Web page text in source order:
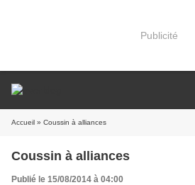
Publicité
Accueil » Coussin à alliances
Coussin à alliances
Publié le 15/08/2014 à 04:00